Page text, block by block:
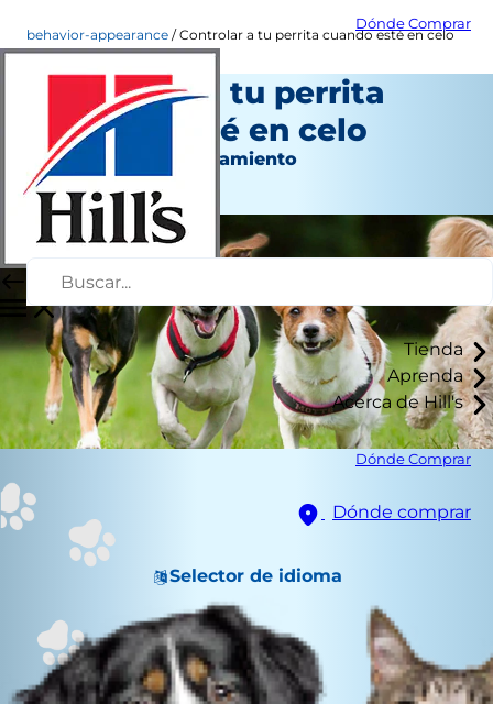
Dónde Comprar
Tienda
Aprenda
Acerca de Hill's
Dónde Comprar
Dónde comprar
Selector de idioma
behavior-appearance Controlar a tu perrita cuando esté en celo
Controlar a tu perrita
cuando esté en celo
Aspecto y comportamiento
Autor del personal